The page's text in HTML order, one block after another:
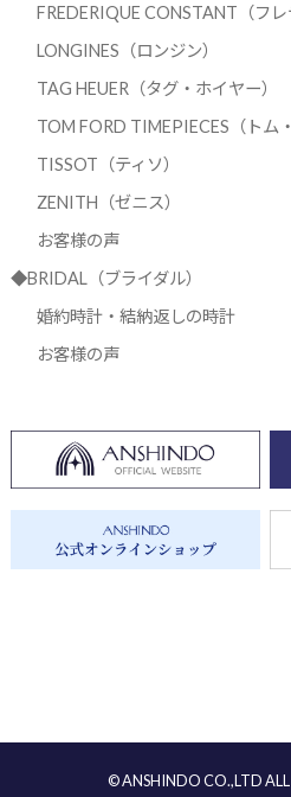
FREDERIQUE CONSTANT（フレ
LONGINES（ロンジン）
TAG HEUER（タグ・ホイヤー）
TOM FORD TIMEPIECES（トム
TISSOT（ティソ）
ZENITH（ゼニス）
お客様の声
◆BRIDAL（ブライダル）
婚約時計・結納返しの時計
お客様の声
© ANSHINDO CO.,LTD ALL